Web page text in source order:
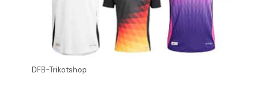
DFB-Trikotshop